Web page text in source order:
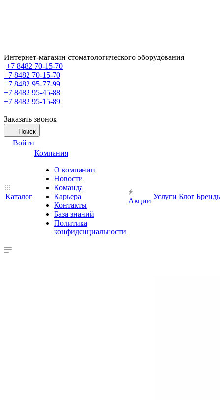
Интернет-магазин стоматологического оборудования
+7 8482 70-15-70
+7 8482 70-15-70
+7 8482 95-77-99
+7 8482 95-45-88
+7 8482 95-15-89
Заказать звонок
Поиск
Войти
Каталог
Компания
О компании
Новости
Команда
Карьера
Контакты
База знаний
Политика
конфиденциальности
Акции
Услуги Блог